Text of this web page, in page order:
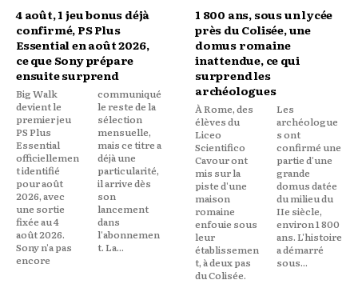
4 août, 1 jeu bonus déjà
confirmé, PS Plus
Essential en août 2026,
ce que Sony prépare
ensuite surprend
Big Walk
devient le
premier jeu
PS Plus
Essential
officiellemen
t identifié
pour août
2026, avec
une sortie
fixée au 4
août 2026.
Sony n'a pas
encore
communiqué
le reste de la
sélection
mensuelle,
mais ce titre a
déjà une
particularité,
il arrive dès
son
lancement
dans
l'abonnemen
t. La...
1 800 ans, sous un lycée
près du Colisée, une
domus romaine
inattendue, ce qui
surprend les
archéologues
À Rome, des
élèves du
Liceo
Scientifico
Cavour ont
mis sur la
piste d'une
maison
romaine
enfouie sous
leur
établissemen
t, à deux pas
du Colisée.
Les
archéologue
s ont
confirmé une
partie d'une
grande
domus datée
du milieu du
IIe siècle,
environ 1 800
ans. L'histoire
a démarré
sous...